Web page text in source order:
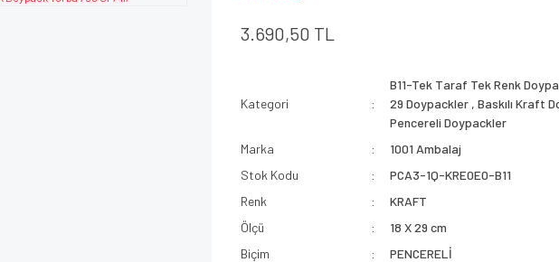
3.690,50 TL
Kategori
B11-Tek Taraf Tek Renk
29 Doypackler ,Baskılı Kraft
Pencereli Doypackler
Marka
1001 Ambalaj
Stok Kodu
PCA3-1Q-KRE0E0-B11
Renk
KRAFT
Ölçü
18 X 29 cm
Biçim
PENCERELİ